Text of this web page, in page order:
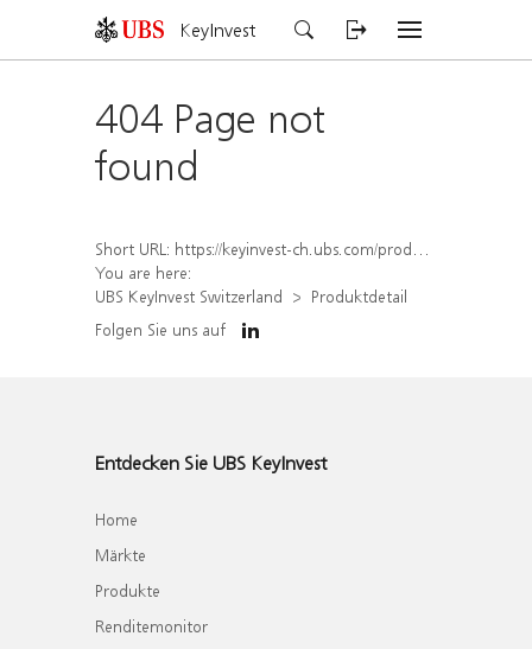
KeyInvest
404 Page not
found
Short URL: https://keyinvest-ch.ubs.com/produkt/detail/index/isin/CH1580427883
You are here:
UBS KeyInvest Switzerland
Produktdetail
Folgen Sie uns auf
Entdecken Sie UBS KeyInvest
Home
Märkte
Produkte
Renditemonitor